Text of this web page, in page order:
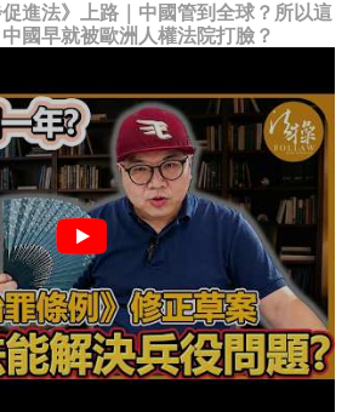
進法》上路｜中國管到全球？所以這
國早就被歐洲人權法院打臉？